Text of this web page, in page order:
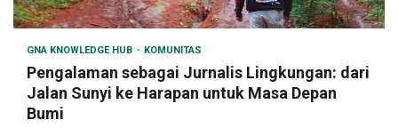
GNA KNOWLEDGE HUB KOMUNITAS
Pengalaman sebagai Jurnalis Lingkungan: dari
Jalan Sunyi ke Harapan untuk Masa Depan
Bumi